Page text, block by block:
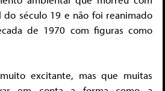
do século 19 e não foi reanimado
de 1970 com figuras como
excitante, mas que muitas